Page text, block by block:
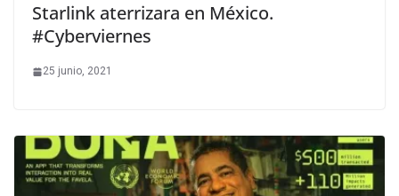
Starlink aterrizara en México.
#Cyberviernes
25 junio, 2021